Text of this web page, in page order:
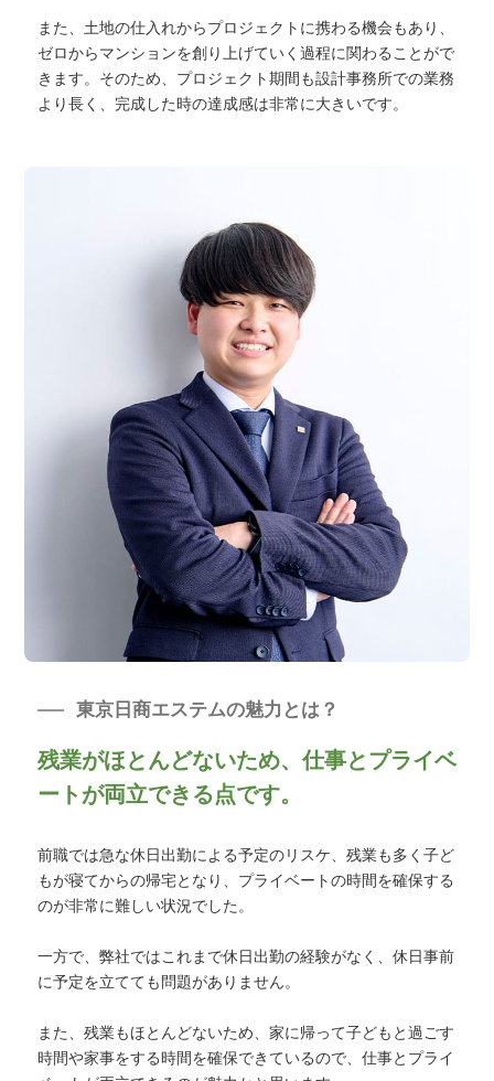
また、土地の仕入れからプロジェクトに携わる機会もあり、
ゼロからマンションを創り上げていく過程に関わることがで
きます。そのため、プロジェクト期間も設計事務所での業務
より長く、完成した時の達成感は非常に大きいです。
東京日商エステムの魅力とは？
残業がほとんどないため、仕事とプライベ
ートが両立できる点です。
前職では急な休日出勤による予定のリスケ、残業も多く子ど
もが寝てからの帰宅となり、プライベートの時間を確保する
のが非常に難しい状況でした。
一方で、弊社ではこれまで休日出勤の経験がなく、休日事前
に予定を立てても問題がありません。
また、残業もほとんどないため、家に帰って子どもと過ごす
時間や家事をする時間を確保できているので、仕事とプライ